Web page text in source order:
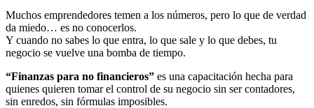
Muchos emprendedores temen a los números, pero lo que de verdad
da miedo… es no conocerlos.
Y cuando no sabes lo que entra, lo que sale y lo que debes, tu
negocio se vuelve una bomba de tiempo.
“Finanzas para no financieros” es una capacitación hecha para
quienes quieren tomar el control de su negocio sin ser contadores,
sin enredos, sin fórmulas imposibles.